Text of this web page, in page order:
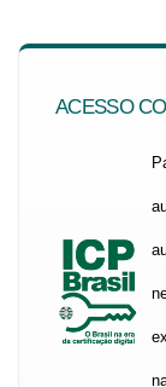
ACESSO